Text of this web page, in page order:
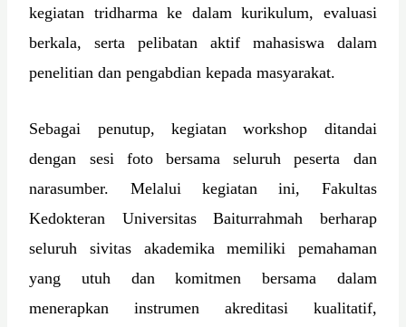
kegiatan tridharma ke dalam kurikulum, evaluasi
berkala, serta pelibatan aktif mahasiswa dalam
penelitian dan pengabdian kepada masyarakat.
Sebagai penutup, kegiatan workshop ditandai
dengan sesi foto bersama seluruh peserta dan
narasumber. Melalui kegiatan ini, Fakultas
Kedokteran Universitas Baiturrahmah berharap
seluruh sivitas akademika memiliki pemahaman
yang utuh dan komitmen bersama dalam
menerapkan instrumen akreditasi kualitatif,